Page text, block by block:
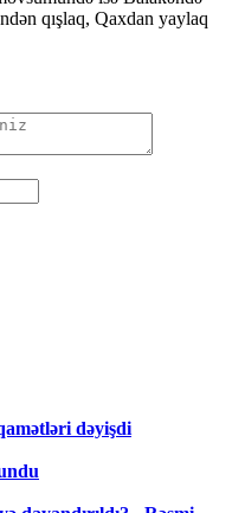
qışlaq, Qaxdan yaylaq
dəyişdi